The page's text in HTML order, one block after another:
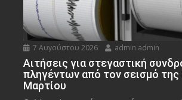
7 Αυγούστου 2026 admin admin
Αιτήσεις για στεγαστική
πληγέντων από τον σεισμό της
Μαρτίου